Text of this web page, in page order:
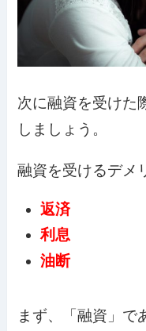
次に融資を受けた
しましょう。
融資を受けるデメ
返済
利息
油断
まず、「融資」で